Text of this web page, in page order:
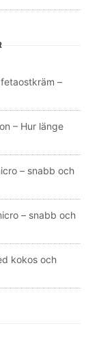
–
– Hur länge
– snabb och
– snabb och
kokos och